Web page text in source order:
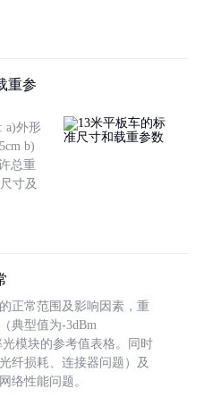
重参
a)外形
b)
总重
寸及
正常范围及影响因素，重
典型值为-3dBm
模块的参考值表格。同时
纤损耗、连接器问题）及
络性能问题。